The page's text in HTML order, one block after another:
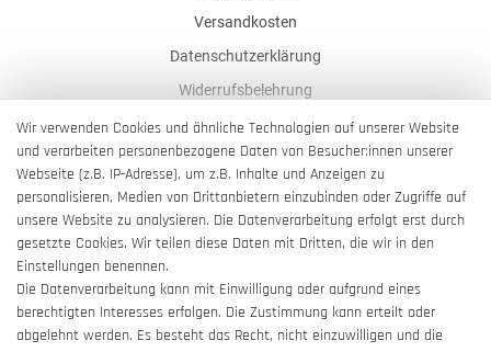
Versandkosten
Datenschutzerklärung
Widerrufsbelehrung
AGB
Impressum
Barrierefreiheitserklärung
Vertrag widerrufen
Wir verwenden Cookies und ähnliche Technologien auf unserer Website
und verarbeiten personenbezogene Daten von Besucher:innen unserer
Webseite (z.B. IP-Adresse), um z.B. Inhalte und Anzeigen zu
personalisieren, Medien von Drittanbietern einzubinden oder Zugriffe auf
unsere Website zu analysieren. Die Datenverarbeitung erfolgt erst durch
gesetzte Cookies. Wir teilen diese Daten mit Dritten, die wir in den
Einstellungen benennen.
Die Datenverarbeitung kann mit Einwilligung oder aufgrund eines
berechtigten Interesses erfolgen. Die Zustimmung kann erteilt oder
abgelehnt werden. Es besteht das Recht, nicht einzuwilligen und die